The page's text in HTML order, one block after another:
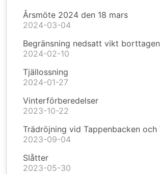
Årsmöte 2024 den 18 mars
2024-03-04
Begränsning nedsatt vikt borttagen
2024-02-10
Tjällossning
2024-01-27
Vinterförberedelser
2023-10-22
2023-09-04
Slåtter
2023-05-30